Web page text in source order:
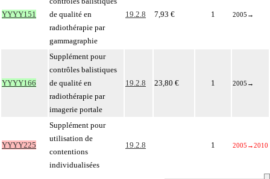
YYYY151
de qualité en
radiothérapie par
gammagraphie
19.2.8 7,93 € 1 2005 →
YYYY166
Supplément pour
contrôles balistiques
de qualité en
radiothérapie par
imagerie portale
19.2.8 23,80 € 1 2005 →
YYYY225
Supplément pour
utilisation de
contentions
individualisées
19.2.8 1 2005 →2010